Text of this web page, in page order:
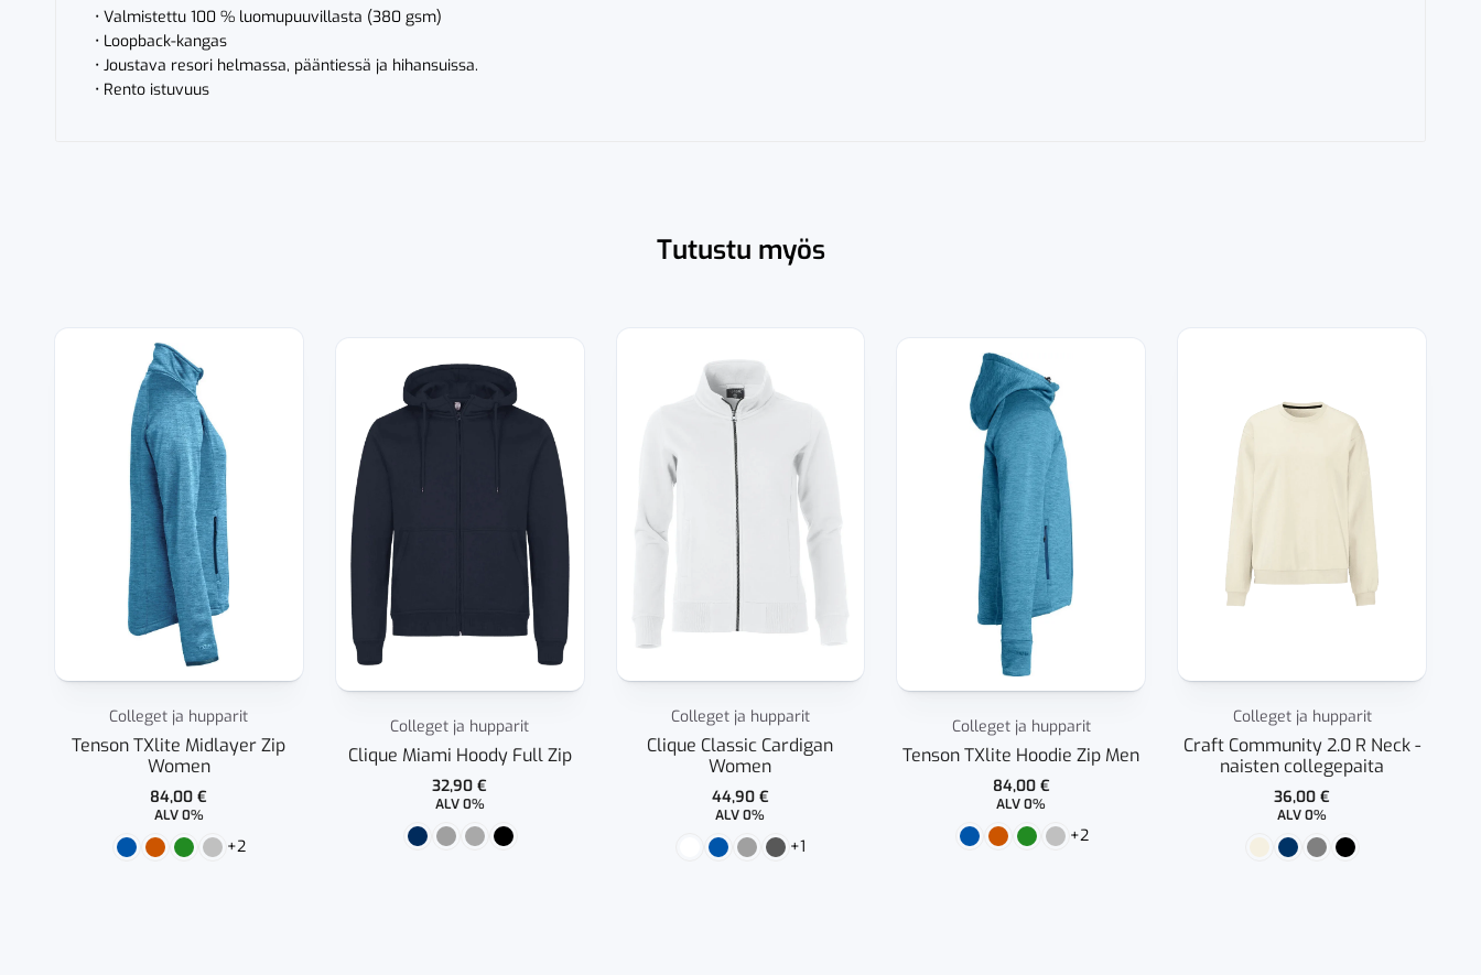
• Valmistettu 100 % luomupuuvillasta (380 gsm)
• Loopback-kangas
• Joustava resori helmassa, pääntiessä ja hihansuissa.
• Rento istuvuus
Tutustu myös
Colleget ja hupparit
Tenson TXlite Midlayer Zip
Women
84,00€
ALV 0%
+2
Colleget ja hupparit
Clique Miami Hoody Full Zip
32,90€
ALV 0%
Colleget ja hupparit
Clique Classic Cardigan
Women
44,90 €
ALV 0%
+1
Colleget ja hupparit
Tenson TXlite Hoodie Zip Men
84,00 €
ALV 0%
+2
Colleget ja hupparit
Craft Community 2.0 R Neck -
naisten collegepaita
36,00€
ALV 0%